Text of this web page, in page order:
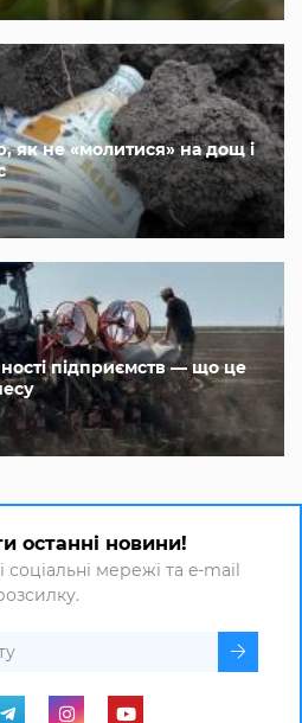
як не «молитися» на дощ і
підприємств — що це
останні новини!
соціальні мережі та e-mail